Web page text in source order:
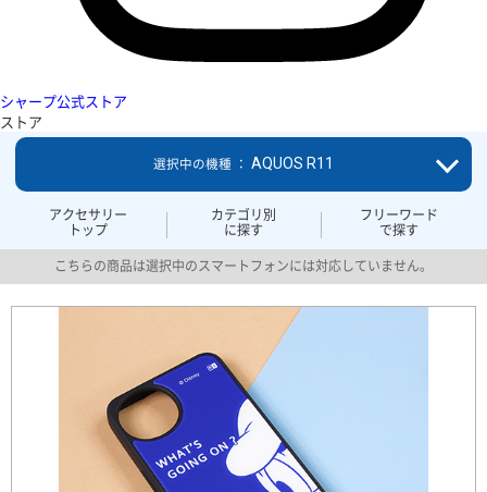
シャープ公式ストア
ストア
アクセサリー
トップ
カテゴリ別
に探す
フリーワード
で探す
選択中の機種 ： AQUOS R11
こちらの商品は選択中のスマートフォンには対応していません。